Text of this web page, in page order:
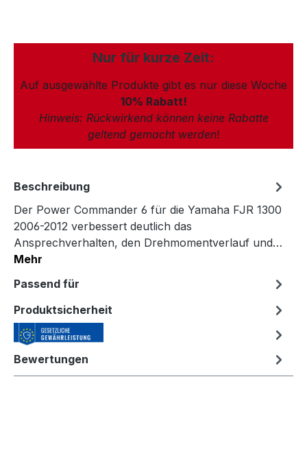
Nur für kurze Zeit:
Auf ausgewählte Produkte gibt es nur diese Woche
10% Rabatt!
Hinweis: Rückwirkend können keine Rabatte
geltend gemacht werden!
Beschreibung
Der Power Commander 6 für die Yamaha FJR 1300
2006-2012 verbessert deutlich das
Ansprechverhalten, den Drehmomentverlauf und…
Mehr
Passend für
Produktsicherheit
Bewertungen